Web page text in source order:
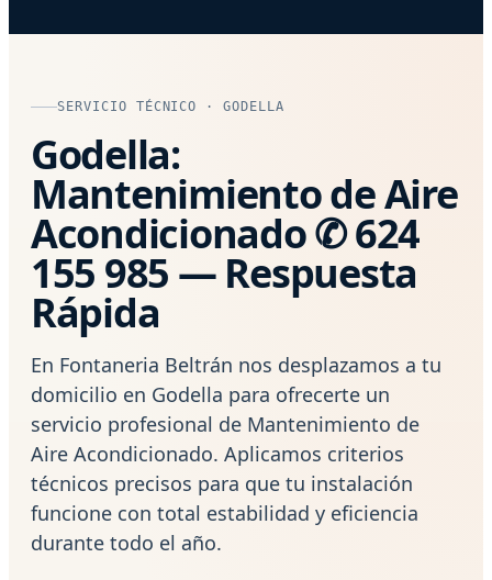
SERVICIO TÉCNICO · GODELLA
Godella:
Mantenimiento de Aire
Acondicionado ✆ 624
155 985 — Respuesta
Rápida
En Fontaneria Beltrán nos desplazamos a tu
domicilio en Godella para ofrecerte un
servicio profesional de Mantenimiento de
Aire Acondicionado. Aplicamos criterios
técnicos precisos para que tu instalación
funcione con total estabilidad y eficiencia
durante todo el año.